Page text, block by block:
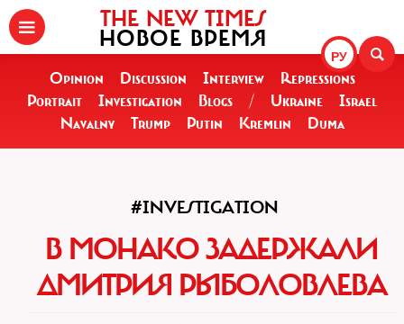
РУ
THE NEW TIMES
НОВОЕ ВРЕМЯ
Opinion Discussion Interview
Repressions
Portrait
Investigation Blogs / Ukraine
Israel
Navalny
Trump Putin Kremlin Duma
#INVESTIGATION
В МОНАКО ЗАДЕРЖАЛИ
ДМИТРИЯ РЫБОЛОВЛЕВА